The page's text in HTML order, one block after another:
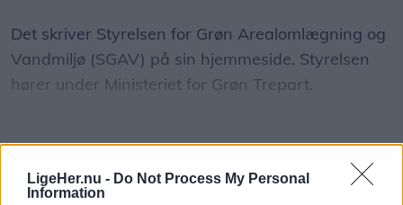
LigeHer.nu - Do Not Process My Personal
Information
Det skriver Styrelsen for Grøn Arealomlægning og
Vandmiljø (SGAV) på sin hjemmeside. Styrelsen
hører under Ministeriet for Grøn Trepart.
beskyttede voksenulven sin hvalp ved at viseDel artikel